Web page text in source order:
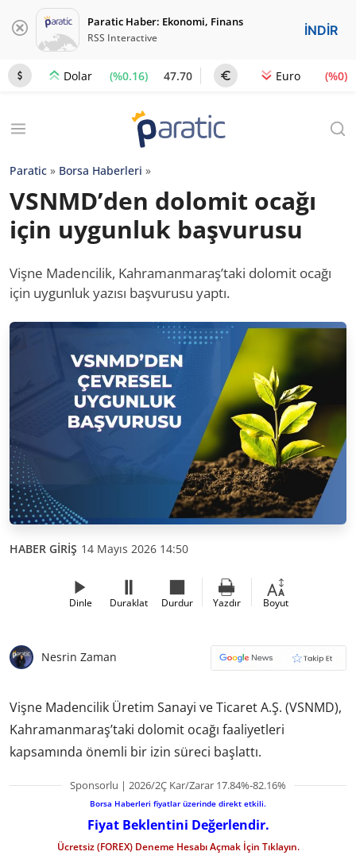
Paratic Haber: Ekonomi, Finans
RSS Interactive İNDİR
Dolar (%0.16) 47.70 Euro (%0)
Paratic » Borsa Haberleri »
VSNMD’den dolomit ocağı
için uygunluk başvurusu
Vişne Madencilik, Kahramanmaraş’taki dolomit ocağı
için uygunluk yazısı başvurusu yaptı.
HABER GİRİŞ 14 Mayıs 2026 14:50
Dinle Duraklat Durdur Yazdır Boyut
Nesrin Zaman
Vişne Madencilik Üretim Sanayi ve Ticaret A.Ş. (VSNMD),
Kahramanmaraş’taki dolomit ocağı faaliyetleri
kapsamında önemli bir izin süreci başlattı.
Sponsorlu | 2026/2Ç Kar/Zarar 17.84%-82.16%
Borsa Haberleri fiyatlar üzerinde direkt etkili.
Fiyat Beklentini Değerlendir.
Ücretsiz (FOREX) Deneme Hesabı Açmak İçin Tıklayın.